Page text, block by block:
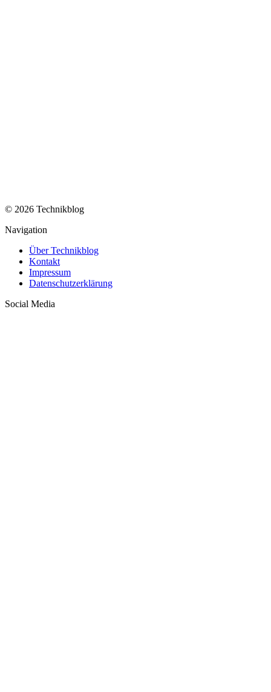
© 2026 Technikblog
Navigation
Über Technikblog
Kontakt
Impressum
Datenschutzerklärung
Social Media